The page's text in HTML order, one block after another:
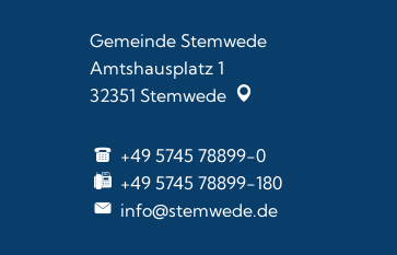
Gemeinde Stemwede
Amtshausplatz 1
32351 Stemwede
+49 5745 78899-0
+49 5745 78899-180
info@stemwede.de